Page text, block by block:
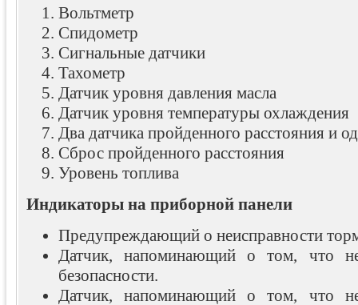
Вольтметр
Спидометр
Сигнальные датчики
Тахометр
Датчик уровня давления масла
Датчик уровня температуры охлаждения
Два датчика пройденного расстояния и
Сброс пройденного расстояния
Уровень топлива
Индикаторы на приборной панели
Предупреждающий о неисправности
Датчик, напоминающий о том, что
безопасности.
Датчик, напоминающий о том, что